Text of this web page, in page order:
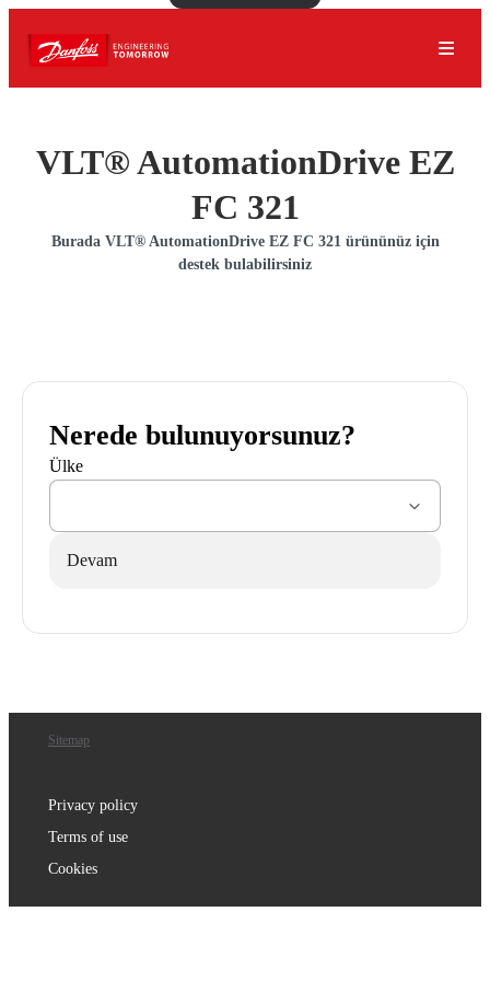
VLT® AutomationDrive EZ
FC 321
Burada VLT® AutomationDrive EZ FC 321 ürününüz için
destek bulabilirsiniz
Nerede bulunuyorsunuz?
Ülke
Devam
Sitemap
Privacy policy
Terms of use
Cookies